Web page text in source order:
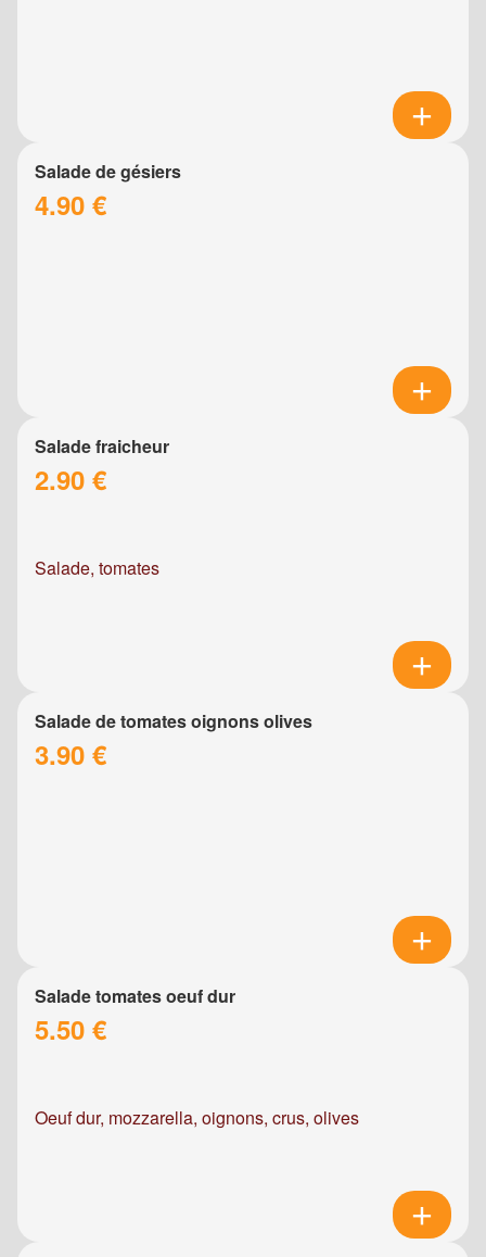
Salade de gésiers
4.90 €
Salade fraicheur
2.90 €
Salade, tomates
Salade de tomates oignons olives
3.90 €
Salade tomates oeuf dur
5.50 €
Oeuf dur, mozzarella, oignons, crus, olives